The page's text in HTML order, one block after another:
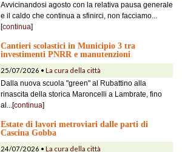
Avvicinandosi agosto con la relativa pausa generale
e il caldo che continua a sfinirci, non facciamo...
[continua]
Cantieri scolastici in Municipio 3 tra
investimenti PNRR e manutenzioni
25/07/2026 • La cura della città
Dalla nuova scuola "green" al Rubattino alla
rinascita della storica Maroncelli a Lambrate, fino
al...[continua]
Estate di lavori metroviari dalle parti di
Cascina Gobba
24/07/2026 • La cura della città